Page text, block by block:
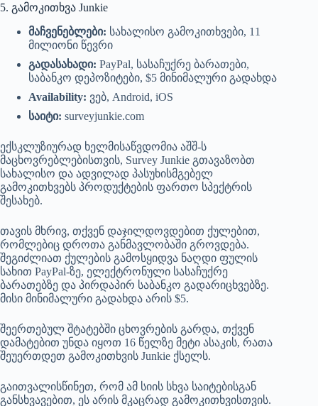
5. გამოკითხვა Junkie
მაჩვენებლები: სახალისო გამოკითხვები, 11
მილიონი წევრი
გადასახადი: PayPal, სასაჩუქრე ბარათები,
საბანკო დეპოზიტები, $5 მინიმალური გადახდა
Availability: ვებ, Android, iOS
საიტი: surveyjunkie.com
ექსკლუზიურად ხელმისაწვდომია აშშ-ს
მაცხოვრებლებისთვის, Survey Junkie გთავაზობთ
სახალისო და ადვილად პასუხისმგებელ
გამოკითხვებს პროდუქტების ფართო სპექტრის
შესახებ.
თავის მხრივ, თქვენ დაჯილდოვდებით ქულებით,
რომლებიც დროთა განმავლობაში გროვდება.
შეგიძლიათ ქულების გამოსყიდვა ნაღდი ფულის
სახით PayPal-ზე, ელექტრონული სასაჩუქრე
ბარათებზე და პირდაპირ საბანკო გადარიცხვებზე.
მისი მინიმალური გადახდა არის $5.
შეერთებულ შტატებში ცხოვრების გარდა, თქვენ
დამატებით უნდა იყოთ 16 წელზე მეტი ასაკის, რათა
შეუერთდეთ გამოკითხვის Junkie ქსელს.
გაითვალისწინეთ, რომ ამ სიის სხვა საიტებისგან
განსხვავებით, ეს არის მკაცრად გამოკითხვისთვის.